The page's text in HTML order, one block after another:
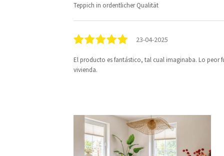
Teppich in ordentlicher Qualität
23-04-2025
El producto es fantástico, tal cual imaginaba. Lo peor
vivienda.